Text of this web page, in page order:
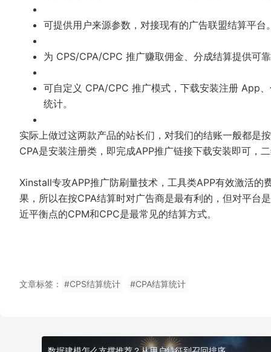
可提供用户来源参数，对接现有的广告联盟结算平台
为 CPS/CPA/CPC 推广赚取佣金、分成结算提供可
可自定义 CPA/CPC 推广模式，下载安装注册 App
统计。
实际上做过这两款产品的站长们，对我们的结账一般都是
CPA是安装注册类，即完成APP推广链接下载安装即可，
Xinstall专攻APP推广防刷量技术，工具类APP有效激活
果，所以在按CPA结算时对广告商是最有利的，但对平台
近平衡点的CPM和CPC是最常见的结算方式。
文章标签： #CPS结算统计 #CPA结算统计